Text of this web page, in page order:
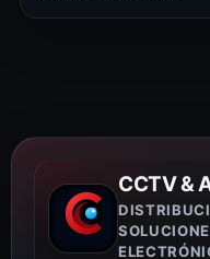
CCTV &